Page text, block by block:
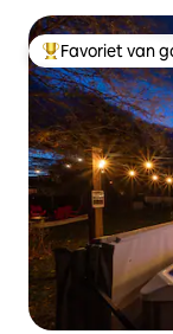
Topfavoriet van
Favoriet van